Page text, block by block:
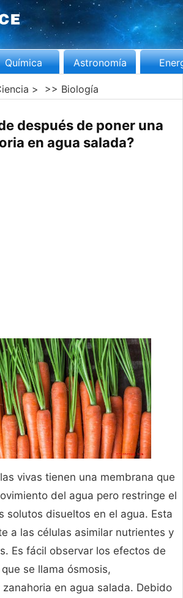
Química Astronomía
> >> Biología
después de poner una
en agua salada?
vivas tienen una membrana que
del agua pero restringe el
solutos disueltos en el agua. Esta
a las células asimilar nutrientes y
Es fácil observar los efectos de
se llama ósmosis,
en agua salada. Debido